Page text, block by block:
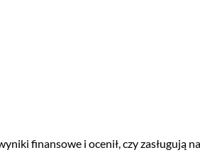
finansowe i ocenił, czy zasługują